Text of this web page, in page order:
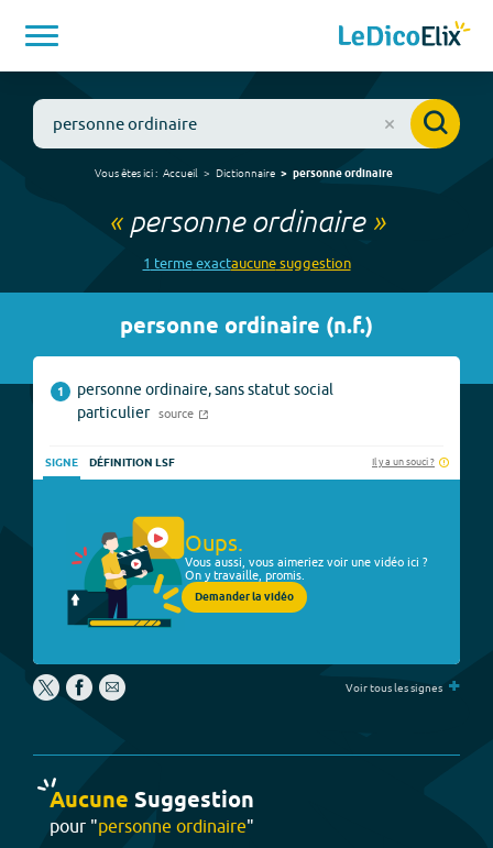
Vous êtes ici : Accueil Dictionnaire personne ordinaire
« personne ordinaire»
1 termeexactaucunesuggestion
personne ordinaire (n.f.)
1
personne ordinaire, sans statut social
particulier
source
SIGNE DÉFINITION LSF Il y a un souci ?
Oups.
Vous aussi, vous aimeriez voir une vidéo ici ?
On y travaille, promis.
Demander la vidéo
Voir tous les signes +
Aucune Suggestion
pour "personne ordinaire"